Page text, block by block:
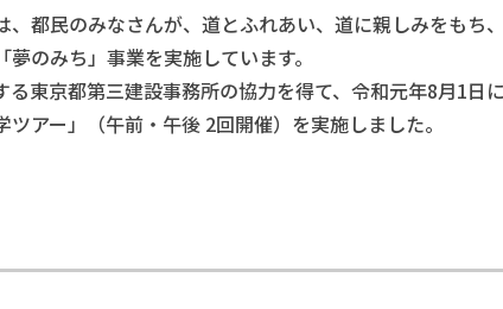
都民のみなさんが、道とふれあい、道に親しみをもち
のみち」事業を実施しています。
東京都第三建設事務所の協力を得て、令和元年8月1日
アー」（午前・午後 2回開催）を実施しました。